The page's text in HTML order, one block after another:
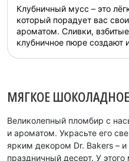
Клубничный мусс – это
который порадует вас
ароматом. Сливки,
клубничное пюре создают
МЯГКОЕ
Великолепный пломбир с
и ароматом. Украсьте его
ярким декором Dr. Bakers –
праздничный десерт. У